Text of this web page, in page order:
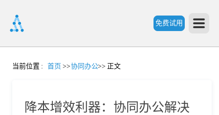
免费试用
首
当前位置 : 首页 >>协同办公>> 正文
降本增效利器：协同办公解决